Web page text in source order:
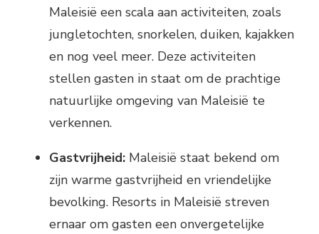
Maleisië een scala aan activiteiten, zoals
jungletochten, snorkelen, duiken, kajakken
en nog veel meer. Deze activiteiten
stellen gasten in staat om de prachtige
natuurlijke omgeving van Maleisië te
verkennen.
Gastvrijheid: Maleisië staat bekend om
zijn warme gastvrijheid en vriendelijke
bevolking. Resorts in Maleisië streven
ernaar om gasten een onvergetelijke